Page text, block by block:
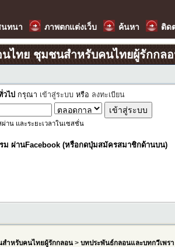
นทนา ภาพตกแต่งเว็บ ค้นหา ติด
ไทย ชุมชนสำหรับคนไทยผู้รักกล
วไป กรุณา เข้าสู่ระบบ หรือ ลงทะเบียน
าน และระยะเวลาในเซสชั่น
ม ผ่านFacebook (หรือกดปุ่มสมัครสมาชิกด้านบน)
ำหรับคนไทยผู้รักกลอน> บทประพันธ์กลอนและบทกวีเพรา